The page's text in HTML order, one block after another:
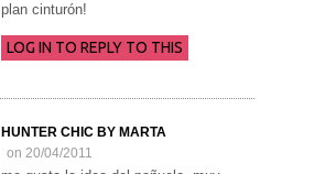
plan cinturón!
LOG IN TO REPLY TO THIS
HUNTER CHIC BY MARTA
on 20/04/2011